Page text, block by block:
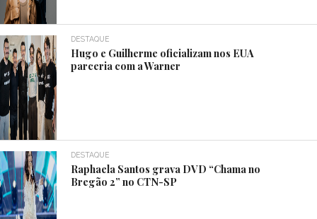
DESTAQUE
Hugo e Guilherme oficializam nos EUA
parceria com a Warner
DESTAQUE
Raphaela Santos grava DVD “Chama no
Bregão 2” no CTN-SP